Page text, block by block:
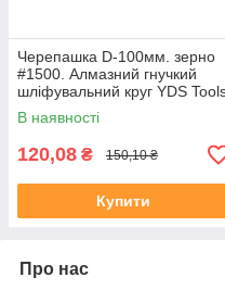
Черепашка D-100мм. зерно
#1500. Алмазний гнучкий
шліфувальний круг YDS
В наявності
120,08 ₴ 150,10 ₴
Купити
Про нас